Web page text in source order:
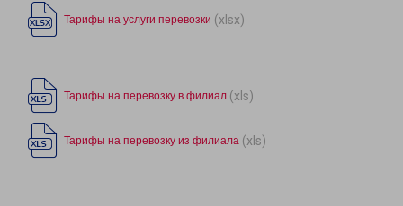
Тарифы на услуги перевозки (xlsx)
Тарифы на перевозку в филиал (xls)
Тарифы на перевозку из филиала (xls)